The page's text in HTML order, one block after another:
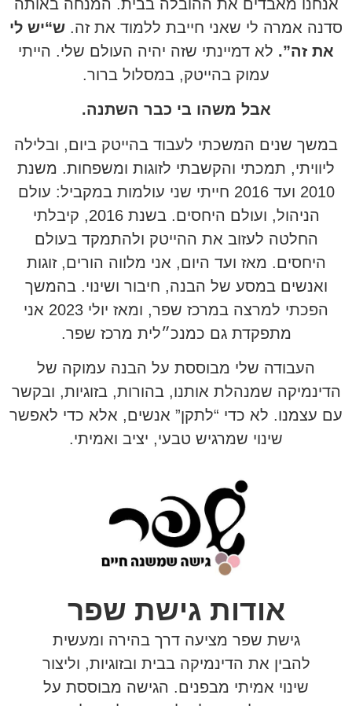
אנחנו מאבדים את ההובלה בבית. המנחה באותה
סדנה אמרה לי שאני חייבת ללמוד את זה. ש“יש לי
את זה”. לא דמיינתי שזה יהיה העולם שלי. הייתי
עמוק בהייטק, במסלול ברור.
אבל משהו בי כבר השתנה.
במשך שנים המשכתי לעבוד בהייטק ביום, ובלילה
ליוויתי, תמכתי והקשבתי לזוגות ומשפחות. משנת
2010 ועד 2016 חייתי שני עולמות במקביל: עולם
הניהול, ועולם היחסים. בשנת 2016, קיבלתי
החלטה לעזוב את ההייטק ולהתמקד בעולם
היחסים. מאז ועד היום, אני מלווה הורים, זוגות
ואנשים במסע של הבנה, חיבור ושינוי. בהמשך
הפכתי למרצה במרכז שפר, ומאז יולי 2023 אני
מתפקדת גם כמנכ״לית מרכז שפר.
העבודה שלי מבוססת על הבנה עמוקה של
הדינמיקה שמנהלת אותנו, בהורות, בזוגיות, ובקשר
עם עצמנו. לא כדי “לתקן” אנשים, אלא כדי לאפשר
שינוי שמרגיש טבעי, יציב ואמיתי.
אודות גישת שפר
גישת שפר מציעה דרך בהירה ומעשית
להבין את הדינמיקה בבית ובזוגיות, וליצור
שינוי אמיתי מבפנים. הגישה מבוססת על